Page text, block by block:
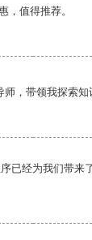
，值得推荐。
，带领我探索知
已经为我们带来